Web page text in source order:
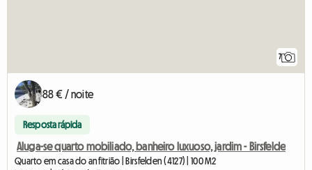
7
88 € / noite
Resposta rápida
Aluga-se quarto mobiliado, banheiro luxuoso, jardim - Birsfelde
Quarto em casa do anfitrião | Birsfelden (4127) | 100 M2